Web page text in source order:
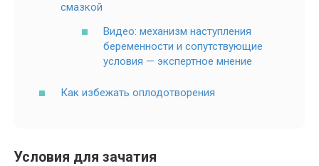
смазкой
Видео: механизм наступления
беременности и сопутствующие
условия — экспертное мнение
Как избежать оплодотворения
Условия для зачатия